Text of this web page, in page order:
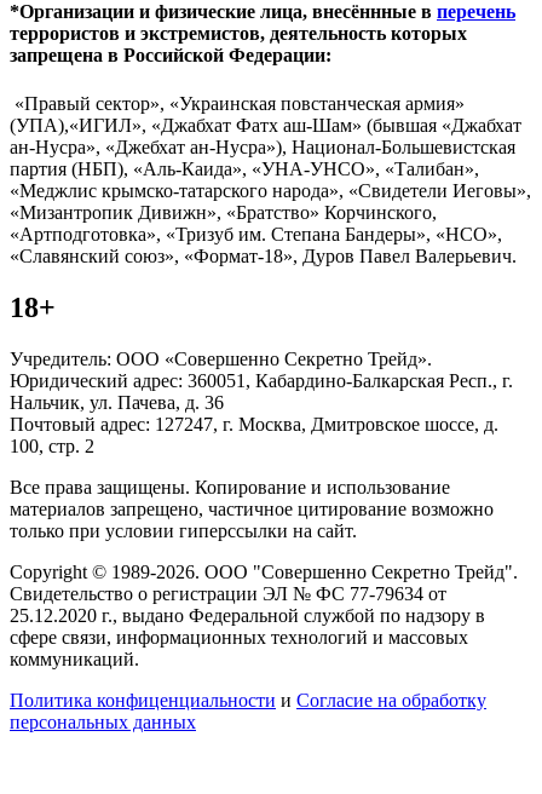
*Организации и физические лица, внесённные в перечень
террористов и экстремистов, деятельность которых
запрещена в Российской Федерации:
«Правый сектор», «Украинская повстанческая армия»
(УПА),«ИГИЛ», «Джабхат Фатх аш-Шам» (бывшая «Джабхат
ан-Нусра», «Джебхат ан-Нусра»), Национал-Большевистская
партия (НБП), «Аль-Каида», «УНА-УНСО», «Талибан»,
«Меджлис крымско-татарского народа», «Свидетели Иеговы»,
«Мизантропик Дивижн», «Братство» Корчинского,
«Артподготовка», «Тризуб им. Степана Бандеры», «НСО»,
«Славянский союз», «Формат-18», Дуров Павел Валерьевич.
18+
Учредитель: ООО «Совершенно Секретно Трейд».
Юридический адрес: 360051, Кабардино-Балкарская Респ., г.
Нальчик, ул. Пачева, д. 36
Почтовый адрес: 127247, г. Москва, Дмитровское шоссе, д.
100, стр. 2
Все права защищены. Копирование и использование
материалов запрещено, частичное цитирование возможно
только при условии гиперссылки на сайт.
Copyright © 1989-2026. ООО "Совершенно Секретно Трейд".
Свидетельство о регистрации ЭЛ № ФС 77-79634 от
25.12.2020 г., выдано Федеральной службой по надзору в
сфере связи, информационных технологий и массовых
коммуникаций.
Политика конфиценциальности и Согласие на обработку
персональных данных